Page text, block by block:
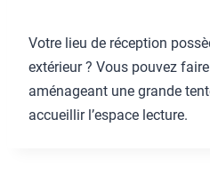
Votre lieu de réception
extérieur ? Vous pouvez
aménageant une grande
accueillir l’espace lecture.